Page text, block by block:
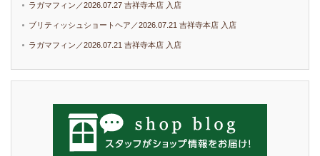
ラガマフィン／2026.07.27 吉祥寺本店 入店
ブリティッシュショートヘア／2026.07.21 吉祥寺本店 入店
ラガマフィン／2026.07.21 吉祥寺本店 入店